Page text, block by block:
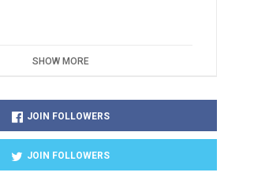
SHOW MORE
JOIN FOLLOWERS
JOIN FOLLOWERS